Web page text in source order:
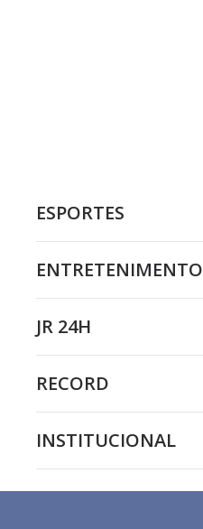
ESPORTES
ENTRETENIMENTO
JR 24H
RECORD
INSTITUCIONAL